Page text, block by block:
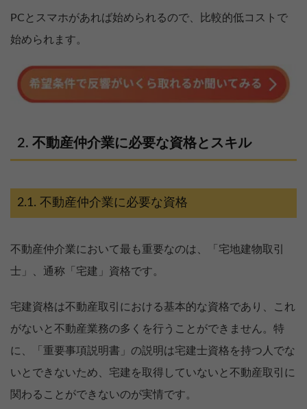
PCとスマホがあれば始められるので、比較的低コストで
始められます。
不動産仲介業に必要な資格とスキル
不動産仲介業に必要な資格
不動産仲介業において最も重要なのは、「宅地建物取引
士」、通称「宅建」資格です。
宅建資格は不動産取引における基本的な資格であり、これ
がないと不動産業務の多くを行うことができません。特
に、「重要事項説明書」の説明は宅建士資格を持つ人でな
いとできないため、宅建を取得していないと不動産取引に
関わることができないのが実情です。